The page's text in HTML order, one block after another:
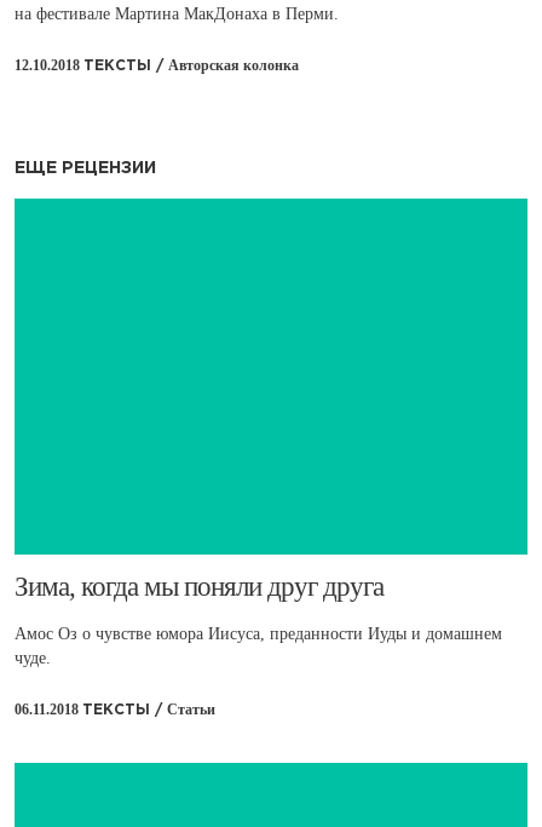
на фестивале Мартина МакДонаха в Перми.
12.10.2018 ТЕКСТЫ / Авторская колонка
ЕЩЕ РЕЦЕНЗИИ
​Зима, когда мы поняли друг друга
Амос Оз о чувстве юмора Иисуса, преданности Иуды и домашнем
чуде.
06.11.2018 ТЕКСТЫ / Статьи